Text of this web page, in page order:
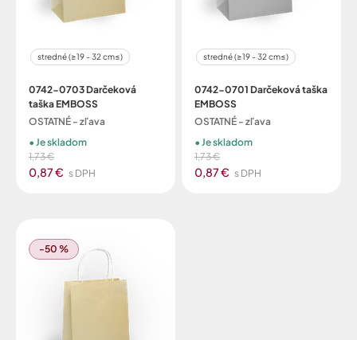
stredné (≥19 - 32 cm≤)
0742-0703 Darčeková
taška EMBOSS
OSTATNÉ - zľava
1,73 €
0,87 € s DPH
Je skladom
stredné (≥19 - 32 cm≤)
0742-0701 Darčeková taška
EMBOSS
OSTATNÉ - zľava
1,73 €
0,87 € s DPH
Je skladom
-50 %